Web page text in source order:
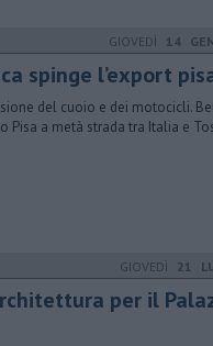
GIOVEDÌ 14
spinge l’export
del cuoio e dei motocicli.
Pisa a metà strada tra Italia e
GIOVEDÌ 21
per il